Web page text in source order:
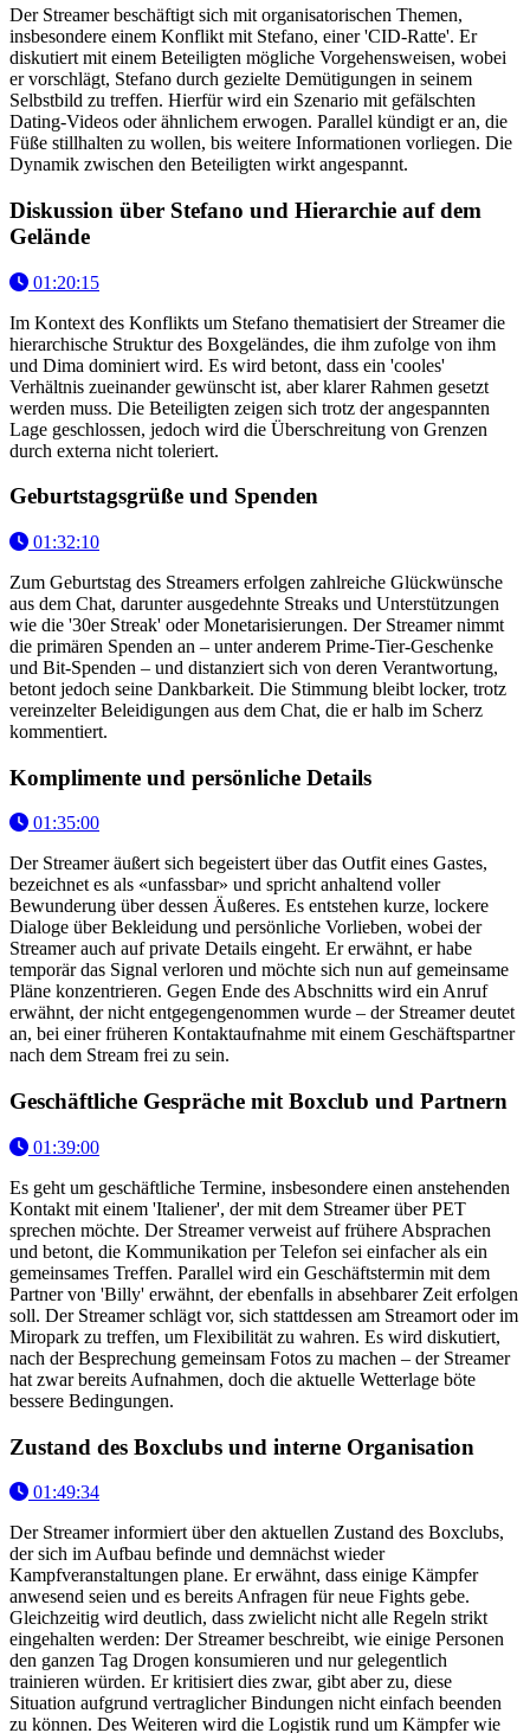
Der Streamer beschäftigt sich mit organisatorischen Themen,
insbesondere einem Konflikt mit Stefano, einer 'CID-Ratte'. Er
diskutiert mit einem Beteiligten mögliche Vorgehensweisen, wobei
er vorschlägt, Stefano durch gezielte Demütigungen in seinem
Selbstbild zu treffen. Hierfür wird ein Szenario mit gefälschten
Dating-Videos oder ähnlichem erwogen. Parallel kündigt er an, die
Füße stillhalten zu wollen, bis weitere Informationen vorliegen. Die
Dynamik zwischen den Beteiligten wirkt angespannt.
Diskussion über Stefano und Hierarchie auf dem
Gelände
01:20:15
Im Kontext des Konflikts um Stefano thematisiert der Streamer die
hierarchische Struktur des Boxgeländes, die ihm zufolge von ihm
und Dima dominiert wird. Es wird betont, dass ein 'cooles'
Verhältnis zueinander gewünscht ist, aber klarer Rahmen gesetzt
werden muss. Die Beteiligten zeigen sich trotz der angespannten
Lage geschlossen, jedoch wird die Überschreitung von Grenzen
durch externa nicht toleriert.
Geburtstagsgrüße und Spenden
01:32:10
Zum Geburtstag des Streamers erfolgen zahlreiche Glückwünsche
aus dem Chat, darunter ausgedehnte Streaks und Unterstützungen
wie die '30er Streak' oder Monetarisierungen. Der Streamer nimmt
die primären Spenden an – unter anderem Prime-Tier-Geschenke
und Bit-Spenden – und distanziert sich von deren Verantwortung,
betont jedoch seine Dankbarkeit. Die Stimmung bleibt locker, trotz
vereinzelter Beleidigungen aus dem Chat, die er halb im Scherz
kommentiert.
Komplimente und persönliche Details
01:35:00
Der Streamer äußert sich begeistert über das Outfit eines Gastes,
bezeichnet es als «unfassbar» und spricht anhaltend voller
Bewunderung über dessen Äußeres. Es entstehen kurze, lockere
Dialoge über Bekleidung und persönliche Vorlieben, wobei der
Streamer auch auf private Details eingeht. Er erwähnt, er habe
temporär das Signal verloren und möchte sich nun auf gemeinsame
Pläne konzentrieren. Gegen Ende des Abschnitts wird ein Anruf
erwähnt, der nicht entgegengenommen wurde – der Streamer deutet
an, bei einer früheren Kontaktaufnahme mit einem Geschäftspartner
nach dem Stream frei zu sein.
Geschäftliche Gespräche mit Boxclub und Partnern
01:39:00
Es geht um geschäftliche Termine, insbesondere einen anstehenden
Kontakt mit einem 'Italiener', der mit dem Streamer über PET
sprechen möchte. Der Streamer verweist auf frühere Absprachen
und betont, die Kommunikation per Telefon sei einfacher als ein
gemeinsames Treffen. Parallel wird ein Geschäftstermin mit dem
Partner von 'Billy' erwähnt, der ebenfalls in absehbarer Zeit erfolgen
soll. Der Streamer schlägt vor, sich stattdessen am Streamort oder im
Miropark zu treffen, um Flexibilität zu wahren. Es wird diskutiert,
nach der Besprechung gemeinsam Fotos zu machen – der Streamer
hat zwar bereits Aufnahmen, doch die aktuelle Wetterlage böte
bessere Bedingungen.
Zustand des Boxclubs und interne Organisation
01:49:34
Der Streamer informiert über den aktuellen Zustand des Boxclubs,
der sich im Aufbau befinde und demnächst wieder
Kampfveranstaltungen plane. Er erwähnt, dass einige Kämpfer
anwesend seien und es bereits Anfragen für neue Fights gebe.
Gleichzeitig wird deutlich, dass zwielicht nicht alle Regeln strikt
eingehalten werden: Der Streamer beschreibt, wie einige Personen
den ganzen Tag Drogen konsumieren und nur gelegentlich
trainieren würden. Er kritisiert dies zwar, gibt aber zu, diese
Situation aufgrund vertraglicher Bindungen nicht einfach beenden
zu können. Des Weiteren wird die Logistik rund um Kämpfer wie